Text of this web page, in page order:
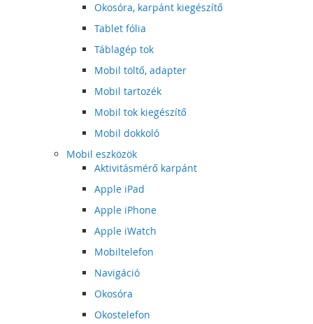
Okosóra, karpánt kiegészítő
Tablet fólia
Táblagép tok
Mobil töltő, adapter
Mobil tartozék
Mobil tok kiegészítő
Mobil dokkoló
Mobil eszközök
Aktivitásmérő karpánt
Apple iPad
Apple iPhone
Apple iWatch
Mobiltelefon
Navigáció
Okosóra
Okostelefon